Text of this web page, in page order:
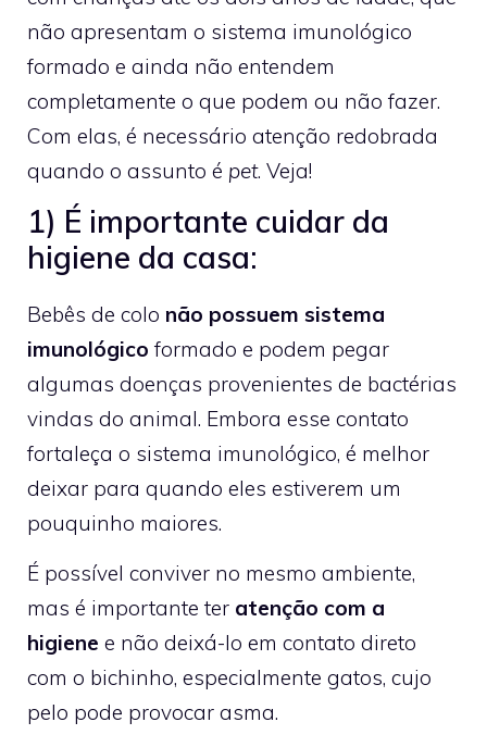
não apresentam o sistema imunológico
formado e ainda não entendem
completamente o que podem ou não fazer.
Com elas, é necessário atenção redobrada
quando o assunto é pet. Veja!
1) É importante cuidar da
higiene da casa:
Bebês de colo não possuem sistema
imunológico formado e podem pegar
algumas doenças provenientes de bactérias
vindas do animal. Embora esse contato
fortaleça o sistema imunológico, é melhor
deixar para quando eles estiverem um
pouquinho maiores.
É possível conviver no mesmo ambiente,
mas é importante ter atenção com a
higiene e não deixá-lo em contato direto
com o bichinho, especialmente gatos, cujo
pelo pode provocar asma.